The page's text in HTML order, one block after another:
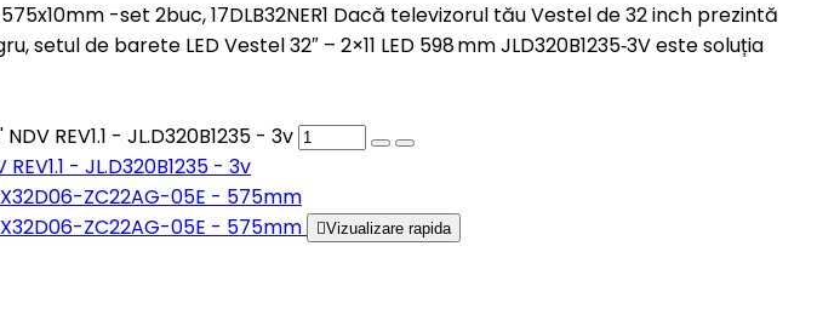
-set 2buc, 17DLB32NER1 Dacă televizorul tău Vestel de 32 inch prezintă
de barete LED Vestel 32″ – 2×11 LED 598 mm JLD320B1235‑3V este soluția
REV1.1 - JL.D320B1235 - 3v
- JL.D320B1235 - 3v
Vizualizare rapida